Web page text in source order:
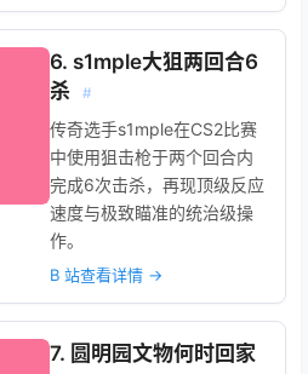
6. s1mple大狙两回合6
杀
#
传奇选手s1mple在CS2比赛
中使用狙击枪于两个回合内
完成6次击杀，再现顶级反应
速度与极致瞄准的统治级操
作。
B 站查看详情 →
7. 圆明园文物何时回家